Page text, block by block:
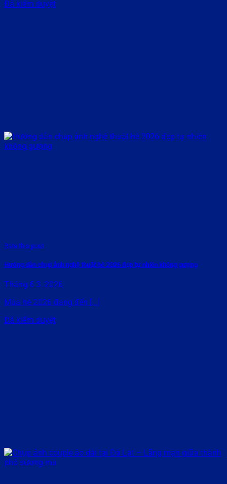
Đã kiểm duyệt
Rate this post
Hướng dẫn chụp ảnh nghệ thuật hè 2026 đẹp tự nhiên không gượng
Tháng 6 3, 2026
Mùa hè 2026 đang đến [...]
Đã kiểm duyệt